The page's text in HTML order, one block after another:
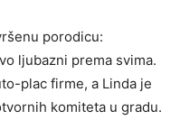
porodicu:
ljubazni prema svima.
plac firme, a Linda je
komiteta u gradu.